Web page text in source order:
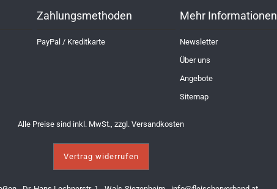
Zahlungsmethoden
PayPal / Kreditkarte
Mehr Informationen
Newsletter
Über uns
Angebote
Sitemap
Alle Preise sind inkl. MwSt., zzgl. Versandkosten
Vertrag widerrufen